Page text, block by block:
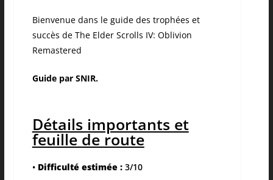
Bienvenue dans le guide des trophées et
succès de The Elder Scrolls IV: Oblivion
Remastered
Guide par SNIR.
Détails importants et
feuille de route
• Difficulté estimée :3/10